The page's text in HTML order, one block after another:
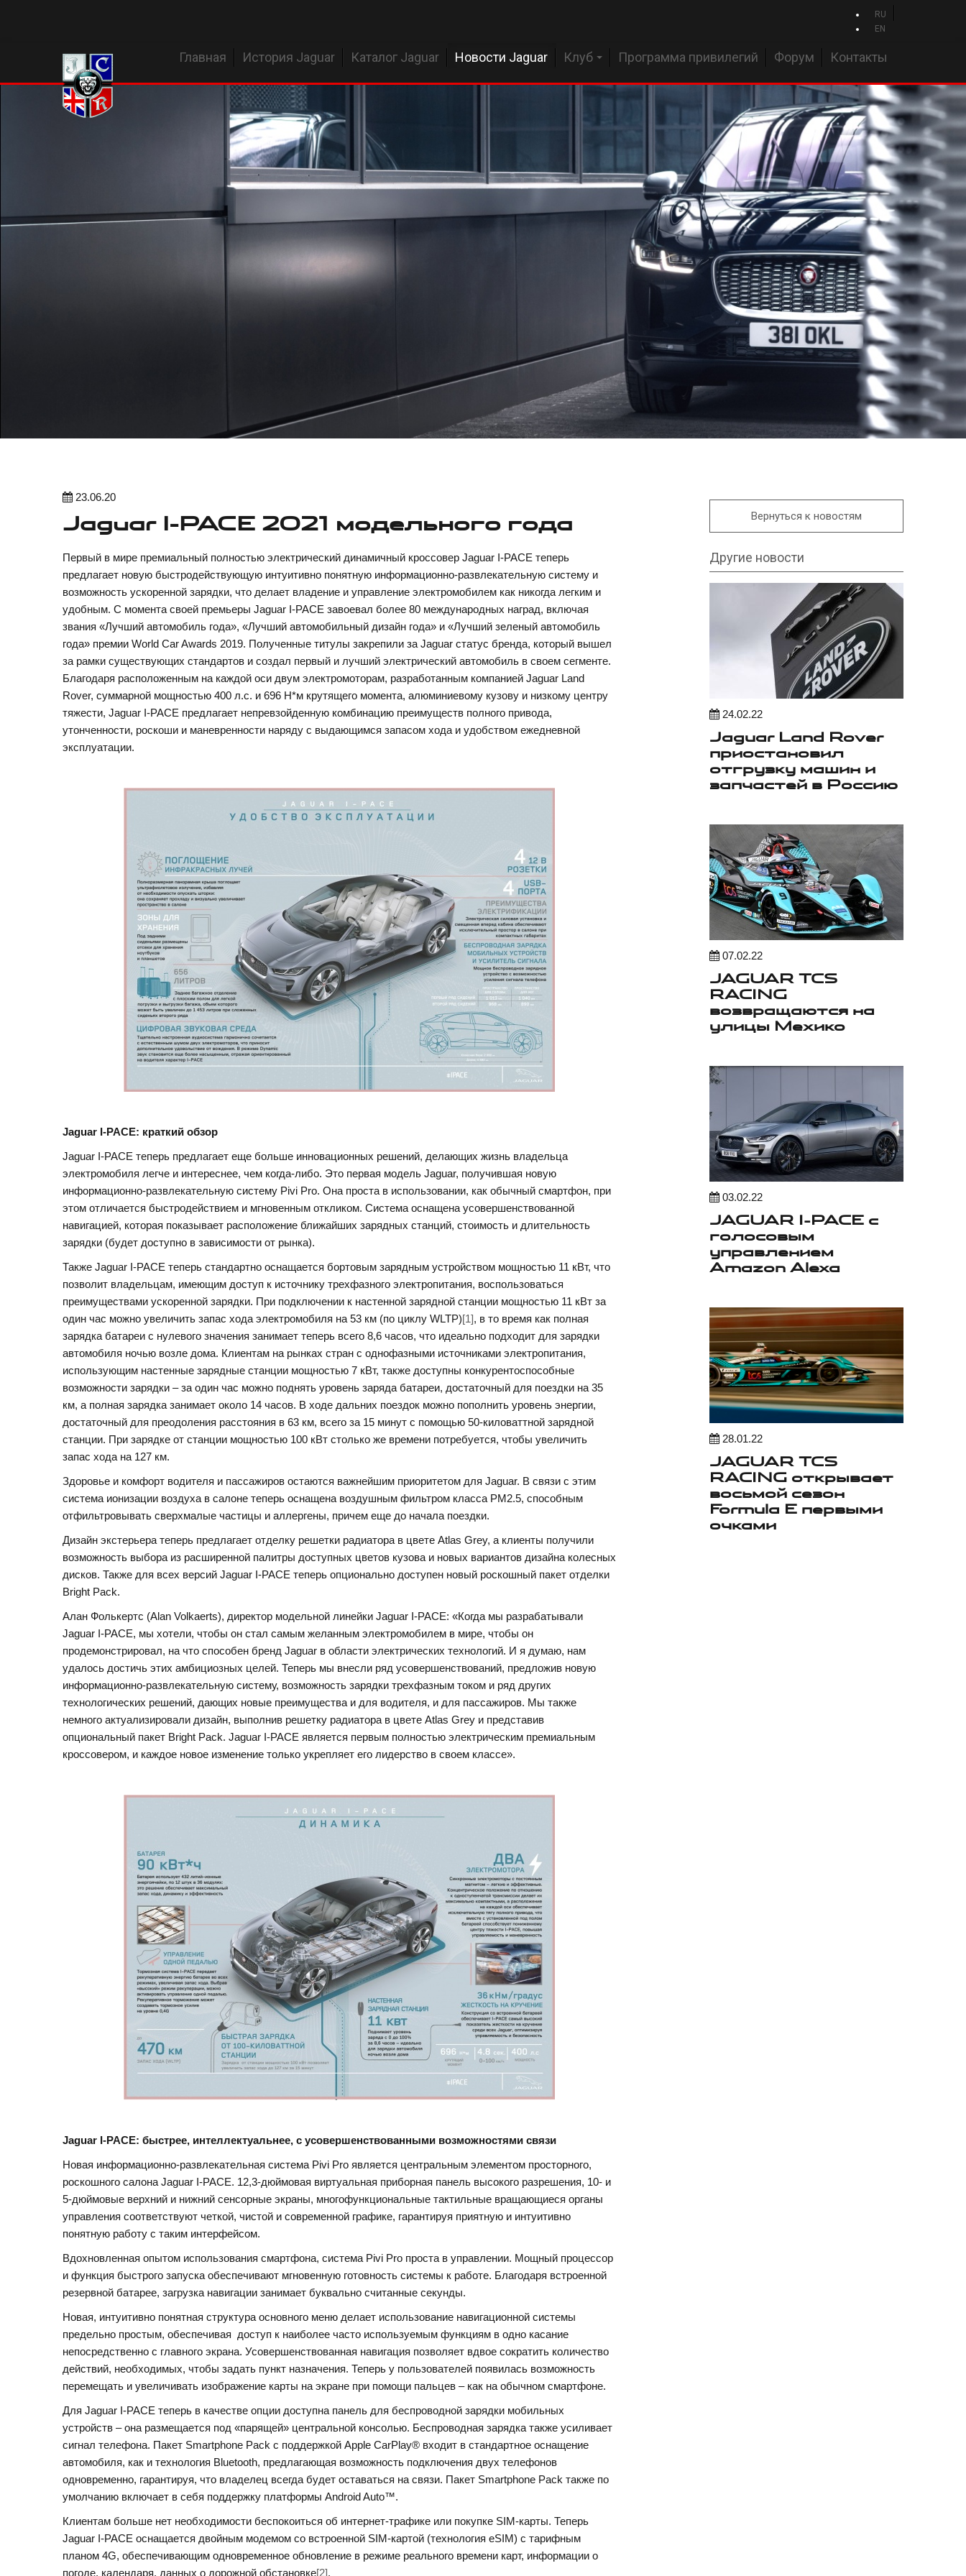
RU
EN
Главная История Jaguar Каталог Jaguar Новости Jaguar Клуб Программа привилегий Форум Контакты
23.06.20
Jaguar I-PACE 2021 модельного года
Первый в мире премиальный полностью электрический динамичный кроссовер Jaguar I-PACE теперь
предлагает новую быстродействующую интуитивно понятную информационно-развлекательную систему и
возможность ускоренной зарядки, что делает владение и управление электромобилем как никогда легким и
удобным. С момента своей премьеры Jaguar I-PACE завоевал более 80 международных наград, включая
звания «Лучший автомобиль года», «Лучший автомобильный дизайн года» и «Лучший зеленый автомобиль
года» премии World Car Awards 2019. Полученные титулы закрепили за Jaguar статус бренда, который вышел
за рамки существующих стандартов и создал первый и лучший электрический автомобиль в своем сегменте.
Благодаря расположенным на каждой оси двум электромоторам, разработанным компанией Jaguar Land
Rover, суммарной мощностью 400 л.с. и 696 Н*м крутящего момента, алюминиевому кузову и низкому центру
тяжести, Jaguar I-PACE предлагает непревзойденную комбинацию преимуществ полного привода,
утонченности, роскоши и маневренности наряду с выдающимся запасом хода и удобством ежедневной
эксплуатации.
Jaguar I-PACE: краткий обзор
Jaguar I-PACE теперь предлагает еще больше инновационных решений, делающих жизнь владельца
электромобиля легче и интереснее, чем когда-либо. Это первая модель Jaguar, получившая новую
информационно-развлекательную систему Pivi Pro. Она проста в использовании, как обычный смартфон, при
этом отличается быстродействием и мгновенным откликом. Система оснащена усовершенствованной
навигацией, которая показывает расположение ближайших зарядных станций, стоимость и длительность
зарядки (будет доступно в зависимости от рынка).
Также Jaguar I-PACE теперь стандартно оснащается бортовым зарядным устройством мощностью 11 кВт, что
позволит владельцам, имеющим доступ к источнику трехфазного электропитания, воспользоваться
преимуществами ускоренной зарядки. При подключении к настенной зарядной станции мощностью 11 кВт за
один час можно увеличить запас хода электромобиля на 53 км (по циклу WLTP)[1], в то время как полная
зарядка батареи с нулевого значения занимает теперь всего 8,6 часов, что идеально подходит для зарядки
автомобиля ночью возле дома. Клиентам на рынках стран с однофазными источниками электропитания,
использующим настенные зарядные станции мощностью 7 кВт, также доступны конкурентоспособные
возможности зарядки – за один час можно поднять уровень заряда батареи, достаточный для поездки на 35
км, а полная зарядка занимает около 14 часов. В ходе дальних поездок можно пополнить уровень энергии,
достаточный для преодоления расстояния в 63 км, всего за 15 минут с помощью 50-киловаттной зарядной
станции. При зарядке от станции мощностью 100 кВт столько же времени потребуется, чтобы увеличить
запас хода на 127 км.
Здоровье и комфорт водителя и пассажиров остаются важнейшим приоритетом для Jaguar. В связи с этим
система ионизации воздуха в салоне теперь оснащена воздушным фильтром класса PM2.5, способным
отфильтровывать сверхмалые частицы и аллергены, причем еще до начала поездки.
Дизайн экстерьера теперь предлагает отделку решетки радиатора в цвете Atlas Grey, а клиенты получили
возможность выбора из расширенной палитры доступных цветов кузова и новых вариантов дизайна колесных
дисков. Также для всех версий Jaguar I-PACE теперь опционально доступен новый роскошный пакет отделки
Bright Pack.
Алан Фолькертс (Alan Volkaerts), директор модельной линейки Jaguar I-PACE: «Когда мы разрабатывали
Jaguar I-PACE, мы хотели, чтобы он стал самым желанным электромобилем в мире, чтобы он
продемонстрировал, на что способен бренд Jaguar в области электрических технологий. И я думаю, нам
удалось достичь этих амбициозных целей. Теперь мы внесли ряд усовершенствований, предложив новую
информационно-развлекательную систему, возможность зарядки трехфазным током и ряд других
технологических решений, дающих новые преимущества и для водителя, и для пассажиров. Мы также
немного актуализировали дизайн, выполнив решетку радиатора в цвете Atlas Grey и представив
опциональный пакет Bright Pack. Jaguar I-PACE является первым полностью электрическим премиальным
кроссовером, и каждое новое изменение только укрепляет его лидерство в своем классе».
Jaguar I-PACE: быстрее, интеллектуальнее, с усовершенствованными возможностями связи
Новая информационно-развлекательная система Pivi Pro является центральным элементом просторного,
роскошного салона Jaguar I-PACE. 12,3-дюймовая виртуальная приборная панель высокого разрешения, 10- и
5-дюймовые верхний и нижний сенсорные экраны, многофункциональные тактильные вращающиеся органы
управления соответствуют четкой, чистой и современной графике, гарантируя приятную и интуитивно
понятную работу с таким интерфейсом.
Вдохновленная опытом использования смартфона, система Pivi Pro проста в управлении. Мощный процессор
и функция быстрого запуска обеспечивают мгновенную готовность системы к работе. Благодаря встроенной
резервной батарее, загрузка навигации занимает буквально считанные секунды.
Новая, интуитивно понятная структура основного меню делает использование навигационной системы
предельно простым, обеспечивая доступ к наиболее часто используемым функциям в одно касание
непосредственно с главного экрана. Усовершенствованная навигация позволяет вдвое сократить количество
действий, необходимых, чтобы задать пункт назначения. Теперь у пользователей появилась возможность
перемещать и увеличивать изображение карты на экране при помощи пальцев – как на обычном смартфоне.
Для Jaguar I-PACE теперь в качестве опции доступна панель для беспроводной зарядки мобильных
устройств – она размещается под «парящей» центральной консолью. Беспроводная зарядка также усиливает
сигнал телефона. Пакет Smartphone Pack с поддержкой Apple CarPlay® входит в стандартное оснащение
автомобиля, как и технология Bluetooth, предлагающая возможность подключения двух телефонов
одновременно, гарантируя, что владелец всегда будет оставаться на связи. Пакет Smartphone Pack также по
умолчанию включает в себя поддержку платформы Android Auto™.
Клиентам больше нет необходимости беспокоиться об интернет-трафике или покупке SIM-карты. Теперь
Jaguar I-PACE оснащается двойным модемом со встроенной SIM-картой (технология eSIM) с тарифным
планом 4G, обеспечивающим одновременное обновление в режиме реального времени карт, информации о
погоде, календаря, данных о дорожной обстановке[2].
Вернуться к новостям
Другие новости
24.02.22
Jaguar Land Rover
приостановил
отгрузку машин и
запчастей в Россию
07.02.22
JAGUAR TCS
RACING
возвращаются на
улицы Мехико
03.02.22
JAGUAR I-PACE с
голосовым
управлением
Amazon Alexa
28.01.22
JAGUAR TCS
RACING открывает
восьмой сезон
Formula E первыми
очками